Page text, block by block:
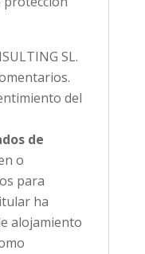
SL.
del
de
o
para
ha
alojamiento